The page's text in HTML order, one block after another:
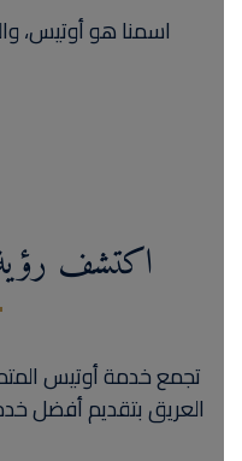
اسمنا هو أوتيس،
اكتشف رؤية
تجمع خدمة أوتيس
العريق بتقديم أفضل